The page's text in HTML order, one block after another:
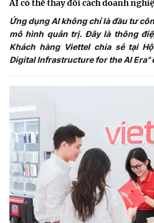
AI có thể thay đổi cách doanh
Ứng dụng AI không chỉ là đầu tư
mô hình quản trị. Đây là thông
Khách hàng Viettel chia sẻ tại
Digital Infrastructure for the AI Era"